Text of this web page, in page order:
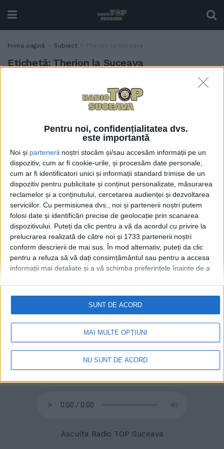
Pentru noi, confidențialitatea dvs.
este importantă
Noi și partenerii noștri stocăm și/sau accesăm informații pe un
dispozitiv, cum ar fi cookie-urile, și procesăm date personale,
cum ar fi identificatori unici și informații standard trimise de un
dispozitiv pentru publicitate și conținut personalizate, măsurarea
reclamelor și a conținutului, cercetarea audienței și dezvoltarea
serviciilor. Cu permisiunea dvs., noi și partenerii noștri putem
folosi date și identificări precise de geolocație prin scanarea
dispozitivului. Puteți da clic pentru a vă da acordul cu privire la
prelucrarea realizată de către noi și 1733 partenerii noștri
conform descrierii de mai sus. În mod alternativ, puteți da clic
pentru a refuza să vă dați consimțământul sau pentru a accesa
informații mai detaliate și a vă schimba preferințele înainte de a
retrageți consimțământul în orice moment, revenind la acest site
și făcând clic pe butonul "Confidențialitate" din partea de jos a
paginii web.
MAI MULTE OPȚIUNI
NU SUNT DE ACORD
SUNT DE ACORD
Prima pagină Subiect Therion la Suceava
Etichetă: Therion la Suceava
Peste 5.000 de spectatori, în
fiecare seară, la Bucovina
Motorfest
© 2020 Radio TOP Suceava 104 FM
Asculta Radio TOP Suceava